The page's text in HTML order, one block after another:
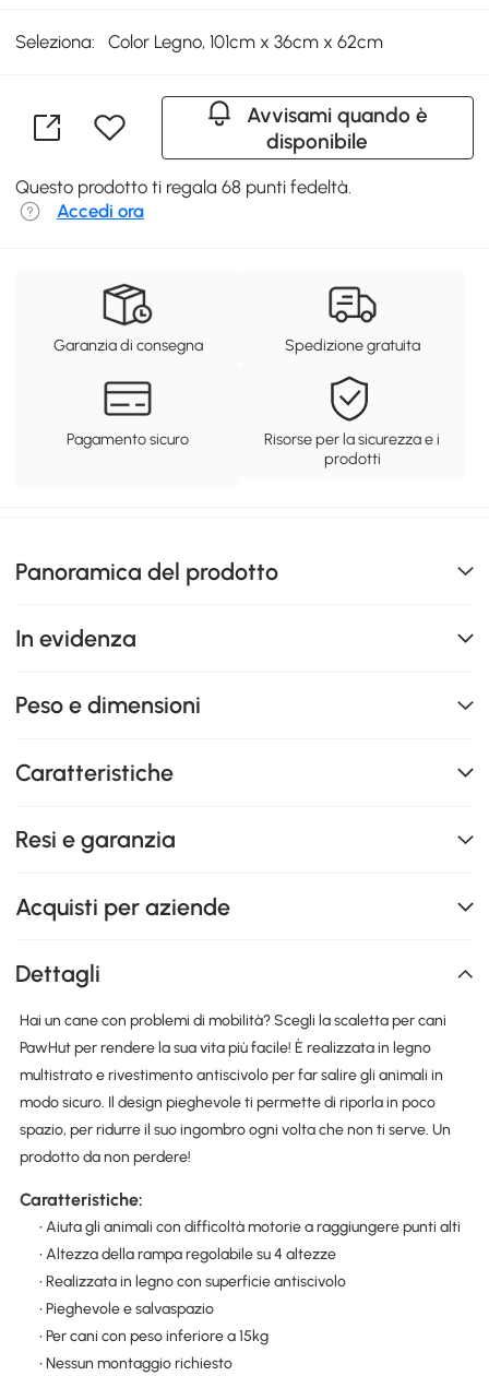
Seleziona: Color Legno, 101cm x 36cm x 62cm
Avvisami quando è
disponibile
Questo prodotto ti regala 68 punti fedeltà.
Accedi ora
Garanzia di consegna Spedizione gratuita
Pagamento sicuro
Risorse per la sicurezza e i
prodotti
Panoramica del prodotto
In evidenza
Peso e dimensioni
Caratteristiche
Resi e garanzia
Acquisti per aziende
Dettagli
Hai un cane con problemi di mobilità? Scegli la scaletta per cani
PawHut per rendere la sua vita più facile! È realizzata in legno
multistrato e rivestimento antiscivolo per far salire gli animali in
modo sicuro. Il design pieghevole ti permette di riporla in poco
spazio, per ridurre il suo ingombro ogni volta che non ti serve. Un
prodotto da non perdere!
Caratteristiche:
• Aiuta gli animali con difficoltà motorie a raggiungere punti alti
• Altezza della rampa regolabile su 4 altezze
• Realizzata in legno con superficie antiscivolo
• Pieghevole e salvaspazio
• Per cani con peso inferiore a 15kg
• Nessun montaggio richiesto